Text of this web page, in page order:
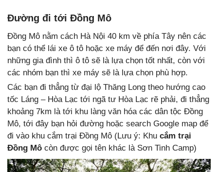
Đường đi tới Đồng Mô
Đồng Mô nằm cách Hà Nội 40 km về phía Tây nên các
bạn có thể lái xe ô tô hoặc xe máy để đến nơi đây. Với
những gia đình thì ô tô sẽ là lựa chọn tốt nhất, còn với
các nhóm bạn thì xe máy sẽ là lựa chọn phù hợp.
Các bạn đi thẳng từ đại lộ Thăng Long theo hướng cao
tốc Láng – Hòa Lạc tới ngã tư Hòa Lạc rẽ phải, đi thẳng
khoảng 7km là tới khu làng văn hóa các dân tộc Đồng
Mô, tới đây bạn hỏi đường hoặc search Google map để
đi vào khu cắm trại Đồng Mô (Lưu ý: Khu cắm trại
Đồng Mô còn được gọi tên khác là Sơn Tinh Camp)